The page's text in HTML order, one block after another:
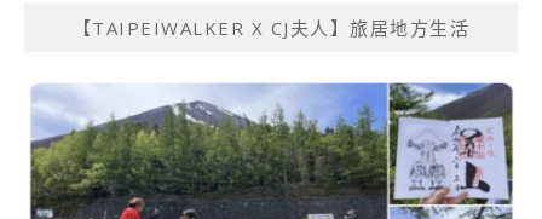
【TAIPEIWALKER X CJ夫人】旅居地方生活